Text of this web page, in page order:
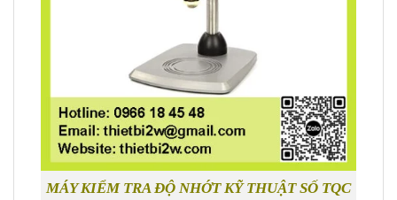
MÁY KIỂM TRA ĐỘ NHỚT KỸ THUẬT SỐ TQC